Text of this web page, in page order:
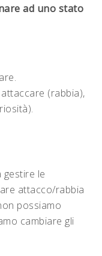
ad uno stato
(rabbia),
gestire le
attacco/rabbia
possiamo
cambiare gli